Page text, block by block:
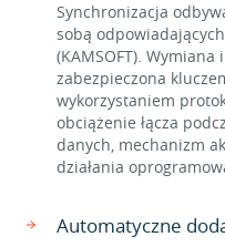
Synchronizacja
sobą
(KAMSOFT).
zabezpieczona
wykorzystaniem
obciążenie łącza
danych, mechanizm
działania
Automatyczne